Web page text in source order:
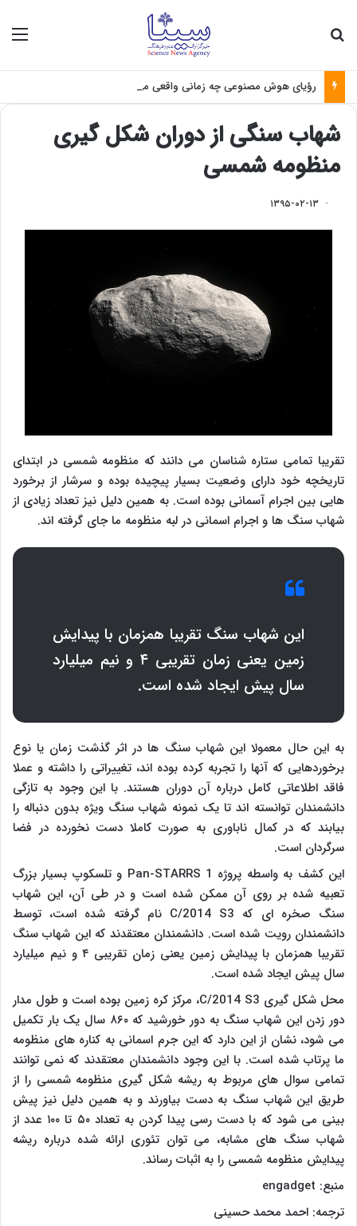
رؤیای هوش مصنوعی چه زمانی واقعی می‌شود؟
شهاب سنگی از دوران شکل گیری
منظومه شمسی
۱۳۹۵-۰۲-۱۳
تقریبا تمامی ستاره شناسان می دانند که منظومه شمسی در ابتدای
تاریخچه خود دارای وضعیت بسیار پیچیده بوده و سرشار از برخورد
هایی بین اجرام آسمانی بوده است. به همین دلیل نیز تعداد زیادی از
شهاب سنگ ها و اجرام اسمانی در لبه منظومه ما جای گرفته اند.
این شهاب سنگ تقریبا همزمان با پیدایش
زمین یعنی زمان تقریبی ۴ و نیم میلیارد
سال پیش ایجاد شده است.
به این حال معمولا این شهاب سنگ ها در اثر گذشت زمان یا نوع
برخوردهایی که آنها را تجربه کرده بوده اند، تغییراتی را داشته و عملا
فاقد اطلاعاتی کامل درباره آن دوران هستند. با این وجود به تازگی
دانشمندان توانسته اند تا یک نمونه شهاب سنگ ویژه بدون دنباله را
بیابند که در کمال ناباوری به صورت کاملا دست نخورده در فضا
سرگردان است.
این کشف به واسطه پروژه Pan-STARRS 1 و تلسکوپ بسیار بزرگ
تعبیه شده بر روی آن ممکن شده است و در طی آن، این شهاب
سنگ صخره ای که C/2014 S3 نام گرفته شده است، توسط
دانشمندان رویت شده است. دانشمندان معتقدند که این شهاب سنگ
تقریبا همزمان با پیدایش زمین یعنی زمان تقریبی ۴ و نیم میلیارد
سال پیش ایجاد شده است.
محل شکل گیری C/2014 S3، مرکز کره زمین بوده است و طول مدار
دور زدن این شهاب سنگ به دور خورشید که ۸۶۰ سال یک بار تکمیل
می شود، نشان از این دارد که این جرم اسمانی به کناره های منظومه
ما پرتاب شده است. با این وجود دانشمندان معتقدند که نمی توانند
تمامی سوال های مربوط به ریشه شکل گیری منظومه شمسی را از
طریق این شهاب سنگ به دست بیاورند و به همین دلیل نیز پیش
بینی می شود که با دست رسی پیدا کردن به تعداد ۵۰ تا ۱۰۰ عدد از
شهاب سنگ های مشابه، می توان تئوری ارائه شده درباره ریشه
پیدایش منظومه شمسی را به اثبات رساند.
منبع: engadget
ترجمه: احمد محمد حسینی